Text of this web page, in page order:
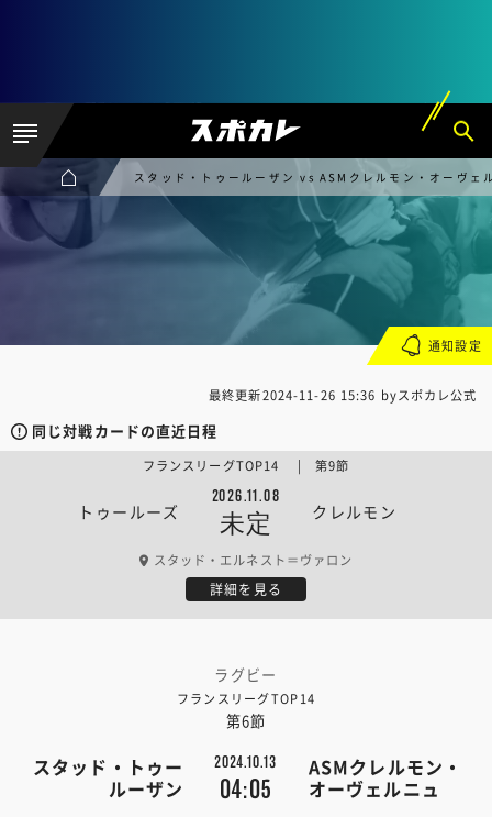
スタッド・トゥールーザン vs ASMクレルモン・オーヴェ
最終更新2024-11-26 15:36 byスポカレ公式
同じ対戦カードの直近日程
トゥールーズ
2026.11.08
未定 クレルモン
フランスリーグTOP14 | 第9節
スタッド・エルネスト＝ヴァロン
詳細を見る
ラグビー
フランスリーグTOP14
第6節
スタッド・トゥー
ルーザン
2024.10.13
04:05
ASMクレルモン・
オーヴェルニュ
通知設定